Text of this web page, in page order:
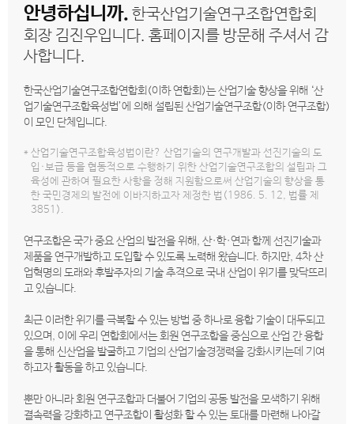
안녕하십니까. 한국산업기술연구조합연합회
회장 김진우입니다. 홈페이지를 방문해 주셔서 감
사합니다.
한국산업기술연구조합연합회(이하 연합회)는 산업기술 향상을 위해 ‘산
업기술연구조합육성법’에 의해 설립된 산업기술연구조합(이하 연구조합)
이 모인 단체입니다.
* 산업기술연구조합육성법이란? 산업기술의 연구개발과 선진기술의 도
입·보급 등을 협동적으로 수행하기 위한 산업기술연구조합의 설립과 그
육성에 관하여 필요한 사항을 정해 지원함으로써 산업기술의 향상을 통
한 국민경제의 발전에 이바지하고자 제정한 법(1986. 5. 12, 법률 제
3851).
연구조합은 국가 중요 산업의 발전을 위해, 산·학·연과 함께 선진기술과
제품을 연구개발하고 도입할 수 있도록 노력해 왔습니다. 하지만, 4차 산
업혁명의 도래와 후발주자의 기술 추격으로 국내 산업이 위기를 맞닥뜨리
고 있습니다.
최근 이러한 위기를 극복할 수 있는 방법 중 하나로 융합 기술이 대두되고
있으며, 이에 우리 연합회에서는 회원 연구조합을 중심으로 산업 간 융합
을 통해 신산업을 발굴하고 기업의 산업기술경쟁력을 강화시키는데 기여
하고자 활동을 하고 있습니다.
뿐만 아니라 회원 연구조합과 더불어 기업의 공동 발전을 모색하기 위해
결속력을 강화하고 연구조합이 활성화 할 수 있는 토대를 마련해 나아갈